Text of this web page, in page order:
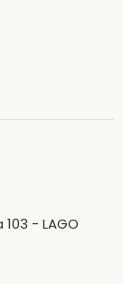
- LAGO